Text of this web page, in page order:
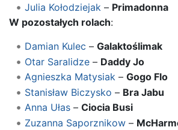
Julia Kołodziejak – Primadonna
W pozostałych rolach:
Damian Kulec – Galaktoślimak
Otar Saralidze– Daddy Jo
Agnieszka Matysiak– Gogo Flo
Stanisław Biczysko – Bra Jabu
Anna Ułas– Ciocia Busi
Zuzanna Saporznikow–